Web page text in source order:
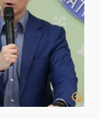
水塔、雨棚